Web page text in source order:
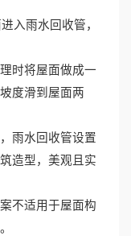
入雨水回收管，
时将屋面做成一
度滑到屋面两
雨水回收管设置
造型，美观且实
不适用于屋面构